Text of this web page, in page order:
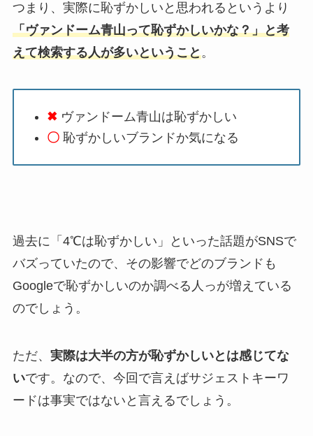
つまり、実際に恥ずかしいと思われるというより
「ヴァンドーム青山って恥ずかしいかな？」と考
えて検索する人が多いということ。
✖ヴァンドーム青山は恥ずかしい
〇恥ずかしいブランドか気になる
過去に「4℃は恥ずかしい」といった話題がSNSで
バズっていたので、その影響でどのブランドも
Googleで恥ずかしいのか調べる人っが増えている
のでしょう。
ただ、 実際は大半の方が恥ずかしいとは感じてな
いです。なので、今回で言えばサジェストキーワ
ードは事実ではないと言えるでしょう。